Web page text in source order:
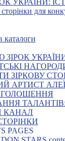
УКРАЇНИ:
сторінки для
ЗІРОК
ЗІРКОВУ
АРТИСТ АЛЕЇ
ТАЛАНТІВ:
КАНАЛ
PAGES